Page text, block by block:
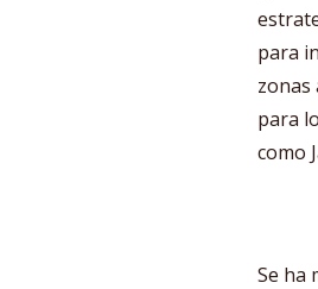
para
zonas
para
como
Se ha